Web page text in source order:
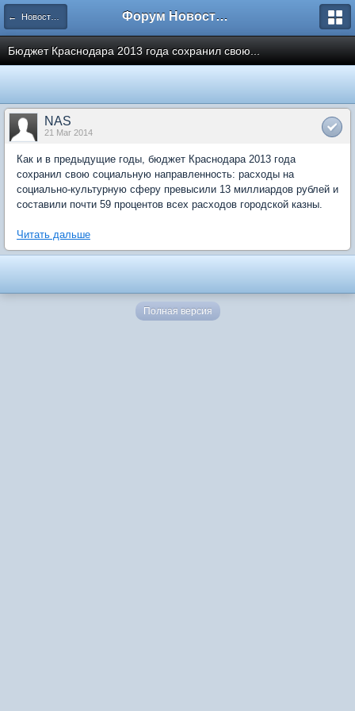
← Новости рынка недвижимости Форум Новостройки
Бюджет Краснодара 2013 года сохранил свою...
NAS
21 Mar 2014
Как и в предыдущие годы, бюджет Краснодара 2013 года
сохранил свою социальную направленность: расходы на
социально-культурную сферу превысили 13 миллиардов рублей и
составили почти 59 процентов всех расходов городской казны.
Читать дальше
Полная версия